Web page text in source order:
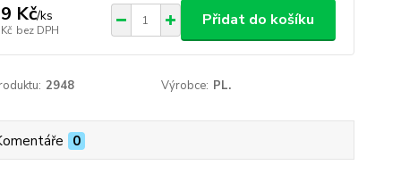
Kč/ks
bez DPH
Přidat do košíku
2948 Výrobce: PL.
0